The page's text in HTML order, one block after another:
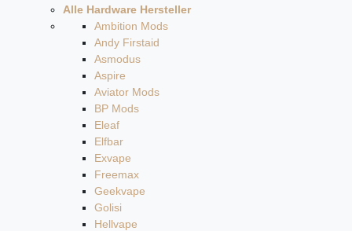
Alle Hardware Hersteller
Ambition Mods
Andy Firstaid
Asmodus
Aspire
Aviator Mods
BP Mods
Eleaf
Elfbar
Exvape
Freemax
Geekvape
Golisi
Hellvape